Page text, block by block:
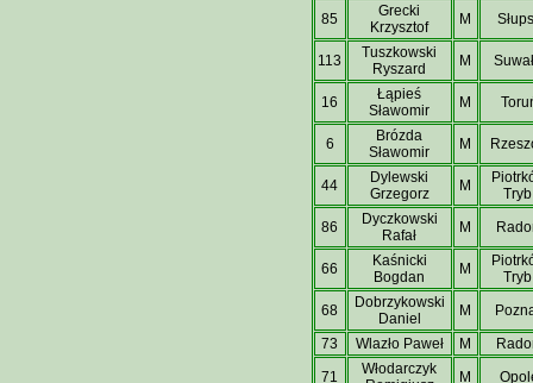
85
Grecki
Krzysztof
M
113
Tuszkowski
Ryszard
M
16
Łąpieś
Sławomir
M
6
Brózda
Sławomir
M
44
Dylewski
Grzegorz
M
86
Dyczkowski
Rafał
M
66
Kaśnicki
Bogdan
M
68
Dobrzykowski
Daniel
M
73
Wlazło Paweł M
71
Włodarczyk
M